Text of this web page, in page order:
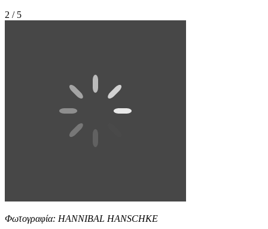
2 / 5
Φωτογραφία: HANNIBAL HANSCHKE